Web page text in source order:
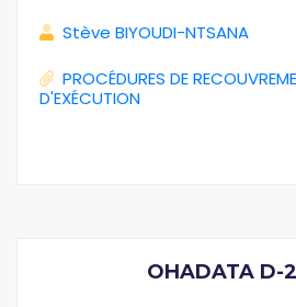
Stève BIYOUDI-NTSANA
PROCÉDURES DE
D'EXÉCUTION
OHADATA D-